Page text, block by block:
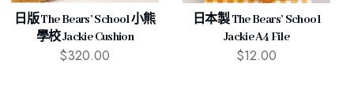
日版 The Bears’ School 小熊
學校 Jackie Cushion
$320.00
日本製 The Bears’ School
Jackie A4 File
$12.00